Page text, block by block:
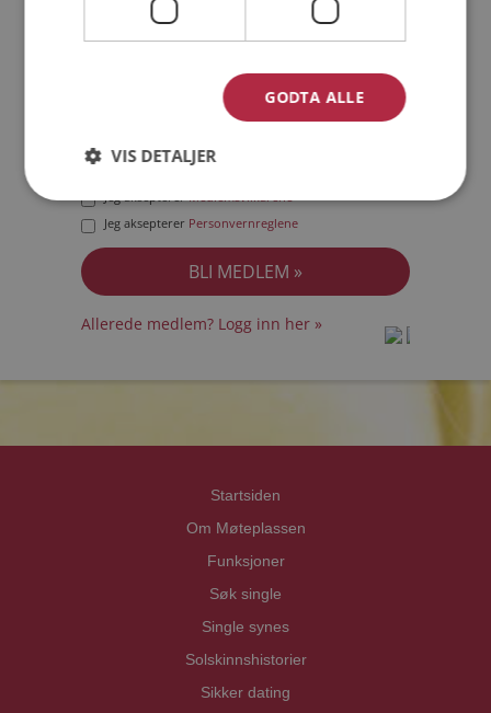
Jeg akseptererMedlemsvilkårene
Jeg aksepterer Personvernreglene
Allerede medlem? Logg inn her »
Startsiden
Om Møteplassen
Funksjoner
Søk single
Single synes
Solskinnshistorier
Sikker dating
GODTA ALLE
VIS DETALJER